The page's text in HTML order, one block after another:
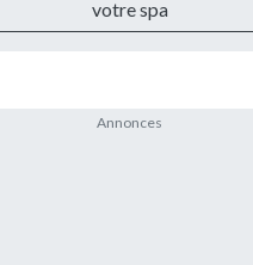
votre spa